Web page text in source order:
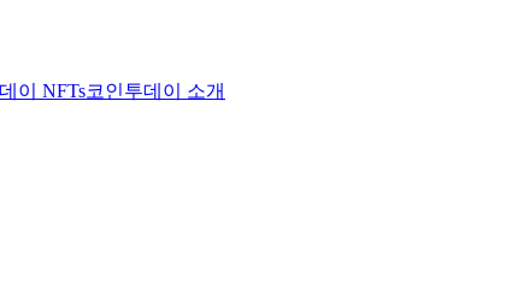
이 NFTs코인투데이 소개